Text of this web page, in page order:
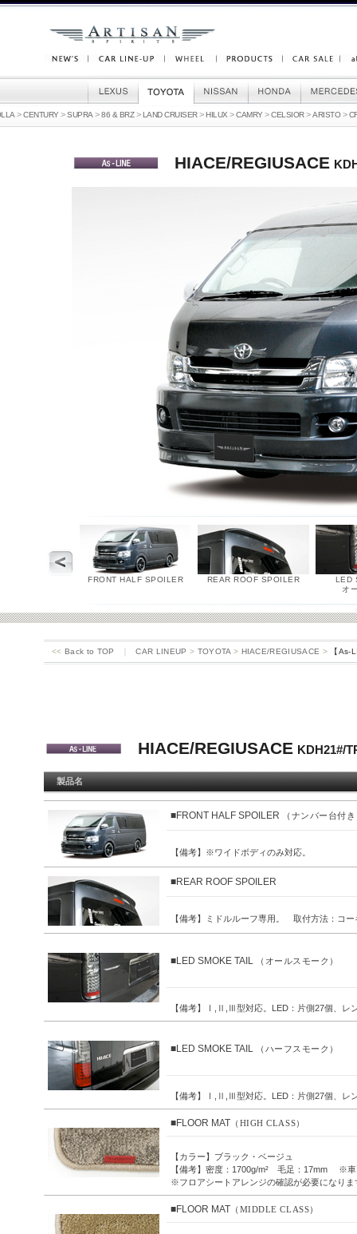
>CENTURY >SUPRA >86 & BRZ >LAND CRUISER >HILUX >CAMRY >CELSIOR >ARISTO >
HIACE/REGIUSACE
FRONT HALF SPOILER REAR ROOF SPOILER
LED
オ
<< Back to TOP CAR LINEUP > TOYOTA > HIACE/REGIUSACE > 【
HIACE/REGIUSACE KDH21#/
製品名
■FRONT HALF SPOILER （ナンバー台付
【備考】※ワイドボディのみ対応。
■REAR ROOF SPOILER
【備考】ミドルルーフ専用。 取付方法：コ
■LED SMOKE TAIL （オールスモーク）
【備考】Ⅰ,Ⅱ,Ⅲ型対応。LED：片側27個、レ
■LED SMOKE TAIL （ハーフスモーク）
【備考】Ⅰ,Ⅱ,Ⅲ型対応。LED：片側27個、レ
■FLOOR MAT （HIGH CLASS）
【カラー】ブラック・ベージュ
【備考】密度：1700g/m² 毛足：17mm ※
※フロアシートアレンジの確認が必要になりま
■FLOOR MAT （MIDDLE CLASS）